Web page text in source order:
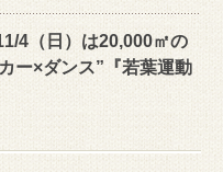
4（日）は20,000㎡の
ー×ダンス”『若葉運動